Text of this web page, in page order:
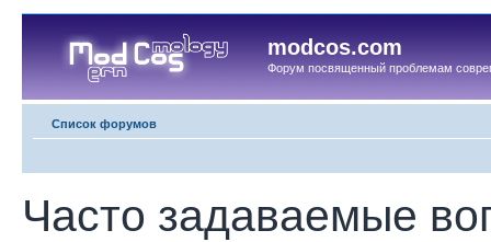
modcos.com
Форум посвященный проблемам
Список форумов
Часто задаваемые